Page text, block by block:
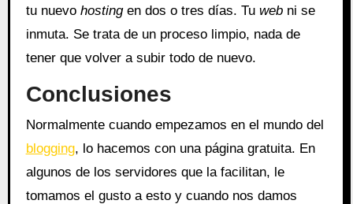
tu nuevo hostingen dos o tres días. Tu webni se
inmuta. Se trata de un proceso limpio, nada de
tener que volver a subir todo de nuevo.
Conclusiones
Normalmente cuando empezamos en el mundo del
blogging, lo hacemos con una página gratuita. En
algunos de los servidores que la facilitan, le
tomamos el gusto a esto y cuando nos damos